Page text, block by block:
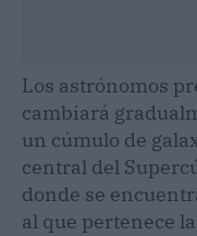
Los astrónomos
cambiará
un cúmulo de
central del
donde se
al que pertenece